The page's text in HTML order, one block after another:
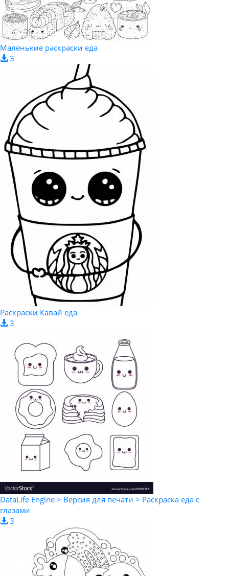
Маленькие раскраски еда
3
Раскраски Кавай еда
3
DataLife Engine > Версия для печати > Раскраска еда с
глазами
3